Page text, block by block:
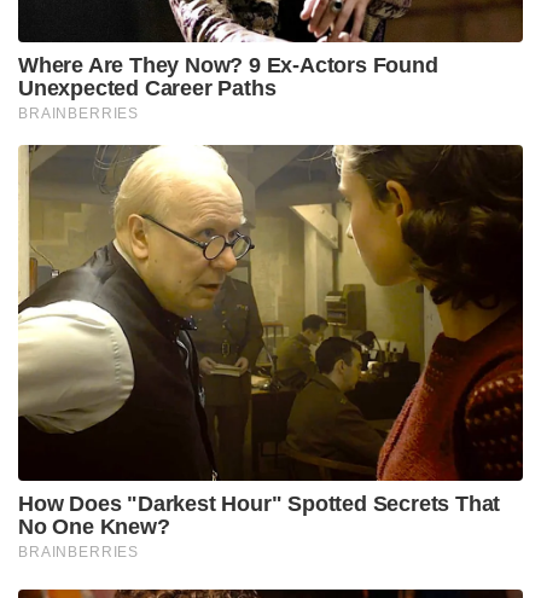
രാജസ്ഥാൻ 242/6 എന്ന മികച്ച സ്കോറിലേക്ക്
എത്തിയാണ് കളി അവസാനിപ്പിച്ചത്.. 100-130 റൺ
വ്യത്യാസത്തിൽ തോൽക്കും എന്ന് കരുതിയ
സ്ഥലത്തുനിന്നും 44 റൺസിന്റെ തോൽവി
എന്നതിലേക്ക് മാറി.. മൂന്നു ബാറ്റ്സ്മാൻമാർ
പരാജയപ്പെട്ടപ്പോൾ സഞ്ജു, ജൂരെൽ, ഹെറ്റ്മെയർ,
ദുബേയ് എന്നിവർ ചേർന്ന് മാത്രം ഇത്രയും വലിയൊരു
ടോട്ടലിനെ ചേസ് ചെയ്യാൻ ശ്രമിച്ചു എന്നത് വലിയൊരു
പോസിറ്റീവ് ഘടകമാണ്. ലളിതമായി പറഞ്ഞാൽ
അത്രയും വലിയൊരു സ്കോർ കണ്ട് രാജസ്ഥാൻ
പതറിയില്ല എന്ന സ്ഥലത്താണ് ആ കളി അത്രമേൽ
ഭംഗിയായത്..
ചെന്നൈ പിച് സ്പിന്നിന് അനുകൂലമാണ് സ്ലോ ആണ്,
ഹൈദരാബാദ് പിച് ഫ്ലാറ്റ് ആണ് ബാറ്റിംഗ് ട്രാക് ആണ്
എന്ന വാദങ്ങളെല്ലാം ഇവിടെ മാറ്റിവയ്ക്കണം. ഹോം
ഗ്രൗണ്ട് ആനുകൂല്യം മുതലെടുത്ത് കളിച്ച് നല്ല
രീതിയിൽ റിസൾട്ട് ഉണ്ടാക്കേണ്ടത് അവരവരുടെ